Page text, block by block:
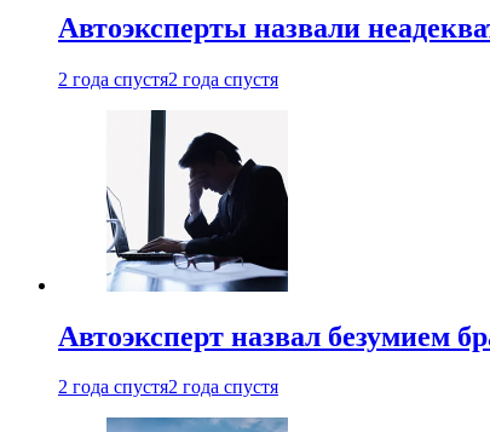
Автоэксперты назвали
2 года спустя2 года спустя
Автоэксперт назвал безумием
2 года спустя2 года спустя